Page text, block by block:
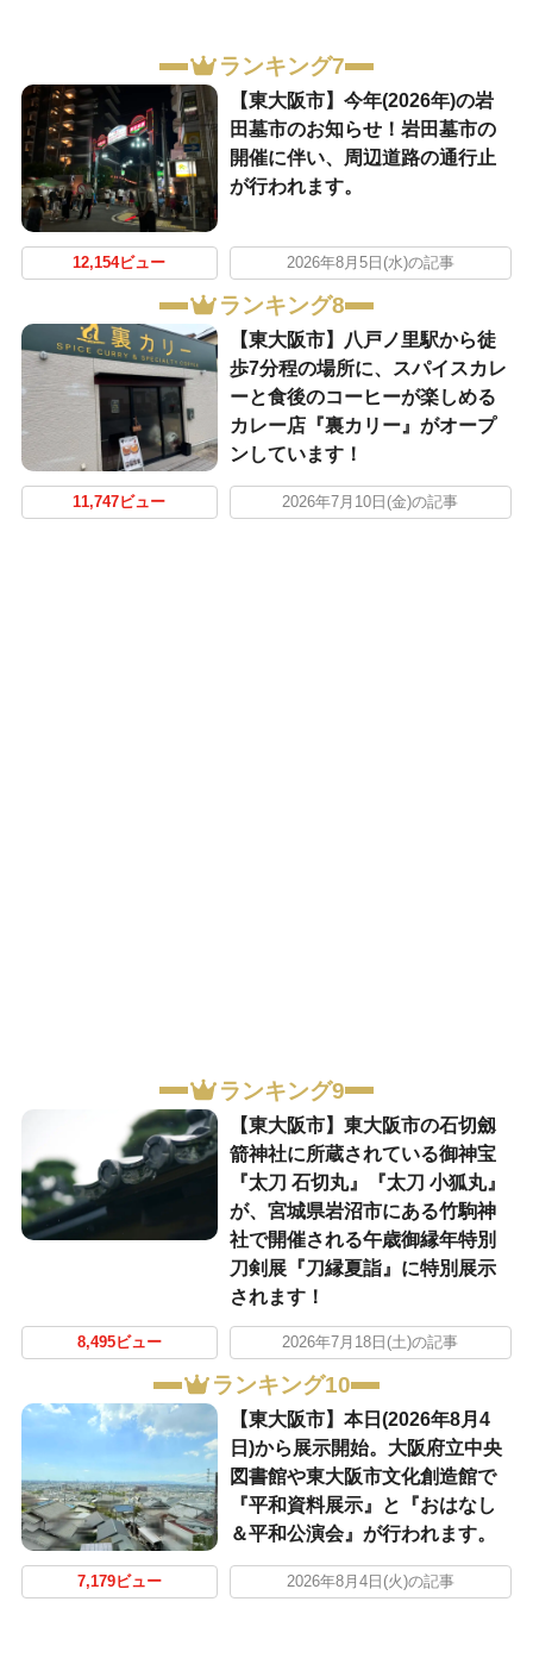
ランキング7
【東大阪市】今年(2026年)の岩
田墓市のお知らせ！岩田墓市の
開催に伴い、周辺道路の通行止
が行われます。
12,154ビュー 2026年8月5日(水)の記事
ランキング8
【東大阪市】八戸ノ里駅から徒
歩7分程の場所に、スパイスカレ
ーと食後のコーヒーが楽しめる
カレー店『裏カリー』がオープ
ンしています！
11,747ビュー 2026年7月10日(金)の記事
ランキング9
【東大阪市】東大阪市の石切劔
箭神社に所蔵されている御神宝
『太刀 石切丸』『太刀 小狐丸』
が、宮城県岩沼市にある竹駒神
社で開催される午歳御縁年特別
刀剣展『刀縁夏詣』に特別展示
されます！
8,495ビュー 2026年7月18日(土)の記事
ランキング10
【東大阪市】本日(2026年8月4
日)から展示開始。大阪府立中央
図書館や東大阪市文化創造館で
『平和資料展示』と『おはなし
＆平和公演会』が行われます。
7,179ビュー 2026年8月4日(火)の記事